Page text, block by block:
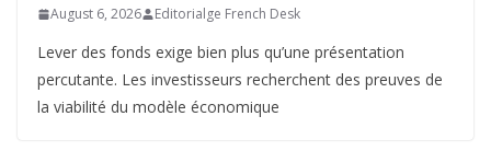
August 6, 2026 Editorialge French Desk
Lever des fonds exige bien plus qu’une présentation
percutante. Les investisseurs recherchent des preuves de
la viabilité du modèle économique